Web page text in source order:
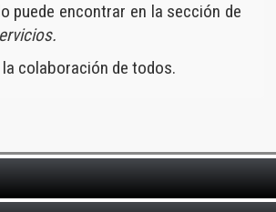
puede encontrar en la sección de
colaboración de todos.